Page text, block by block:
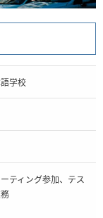
学校
ティング参加、テス
務